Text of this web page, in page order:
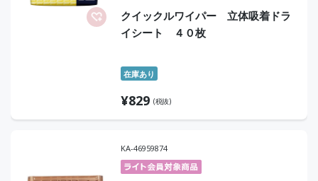
クイックルワイパー 立体吸着ドラ
イシート ４０枚
在庫あり
¥829 (税抜)
KA-46959874